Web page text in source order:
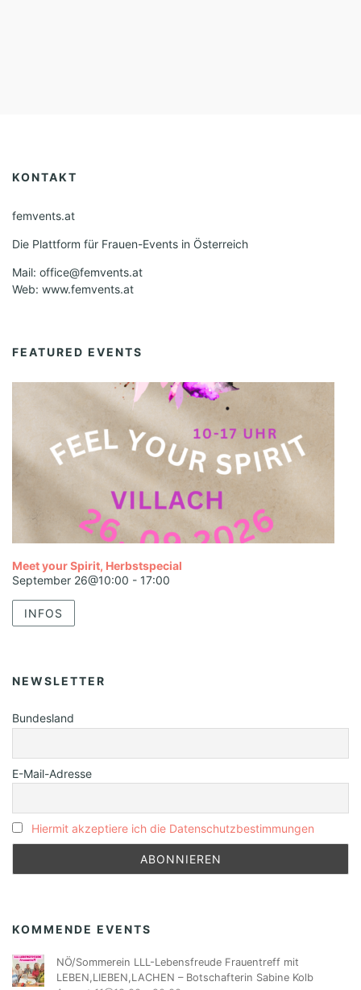
KONTAKT
femvents.at
Die Plattform für Frauen-Events in Österreich
Mail: office@femvents.at
Web: www.femvents.at
FEATURED EVENTS
Meet your Spirit, Herbstspecial
September 26@10:00 - 17:00
INFOS
NEWSLETTER
Bundesland
E-Mail-Adresse
Hiermit akzeptiere ich die Datenschutzbestimmungen
KOMMENDE EVENTS
NÖ/Sommerein LLL-Lebensfreude Frauentreff mit
LEBEN,LIEBEN,LACHEN – Botschafterin Sabine Kolb